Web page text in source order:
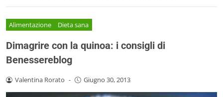
Alimentazione Dieta sana
Dimagrire con la quinoa: i consigli di
Benessereblog
Valentina Rorato - Giugno 30, 2013